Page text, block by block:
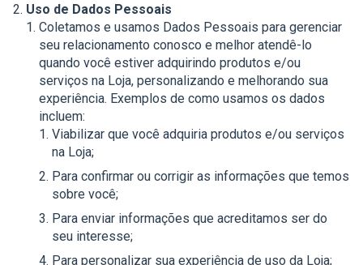
Uso de Dados Pessoais
Coletamos e usamos Dados Pessoais para gerenciar
seu relacionamento conosco e melhor atendê-lo
quando você estiver adquirindo produtos e/ou
serviços na Loja, personalizando e melhorando sua
experiência. Exemplos de como usamos os dados
incluem:
Viabilizar que você adquiria produtos e/ou serviços
na Loja;
Para confirmar ou corrigir as informações que temos
sobre você;
Para enviar informações que acreditamos ser do
seu interesse;
Para personalizar sua experiência de uso da Loja;